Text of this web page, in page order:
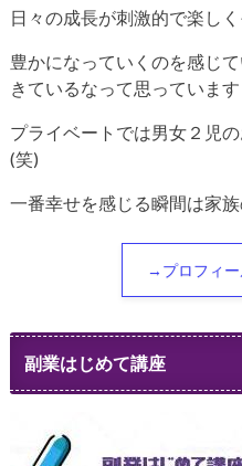
日々の成長が刺激的で楽し
豊かになっていくのを感じ
きているなって思っています
プライベートでは男女２児の
(笑)
一番幸せを感じる瞬間は家
→プロフィー
副業はじめて講座